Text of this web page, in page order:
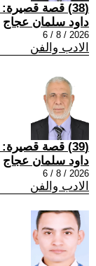
(38) قصة قصيرة: الزناد الذي لم يُضغط
داود سلمان عجاج
2026 / 8 / 6
الادب والفن
(39) قصة قصيرة: الطوق
داود سلمان عجاج
2026 / 8 / 6
الادب والفن